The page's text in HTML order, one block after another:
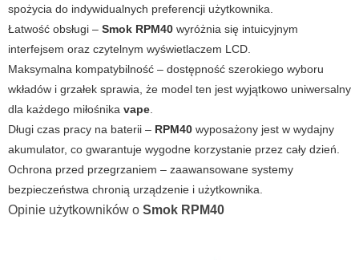
spożycia do indywidualnych preferencji użytkownika.
Łatwość obsługi – Smok RPM40 wyróżnia się intuicyjnym
interfejsem oraz czytelnym wyświetlaczem LCD.
Maksymalna kompatybilność – dostępność szerokiego wyboru
wkładów i grzałek sprawia, że model ten jest wyjątkowo uniwersalny
dla każdego miłośnika vape
Długi czas pracy na baterii – RPM40 wyposażony jest w wydajny
akumulator, co gwarantuje wygodne korzystanie przez cały dzień.
Ochrona przed przegrzaniem – zaawansowane systemy
bezpieczeństwa chronią urządzenie i użytkownika.
Opinie użytkowników o Smok RPM40